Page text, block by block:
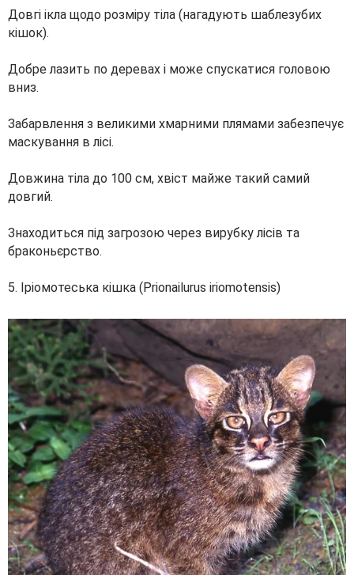
Довгі ікла щодо розміру тіла (нагадують шаблезубих
кішок).
Добре лазить по деревах і може спускатися головою
вниз.
Забарвлення з великими хмарними плямами забезпечує
маскування в лісі.
Довжина тіла до 100 см, хвіст майже такий самий
довгий.
Знаходиться під загрозою через вирубку лісів та
браконьєрство.
5. Іріомотеська кішка (Prionailurus iriomotensis)